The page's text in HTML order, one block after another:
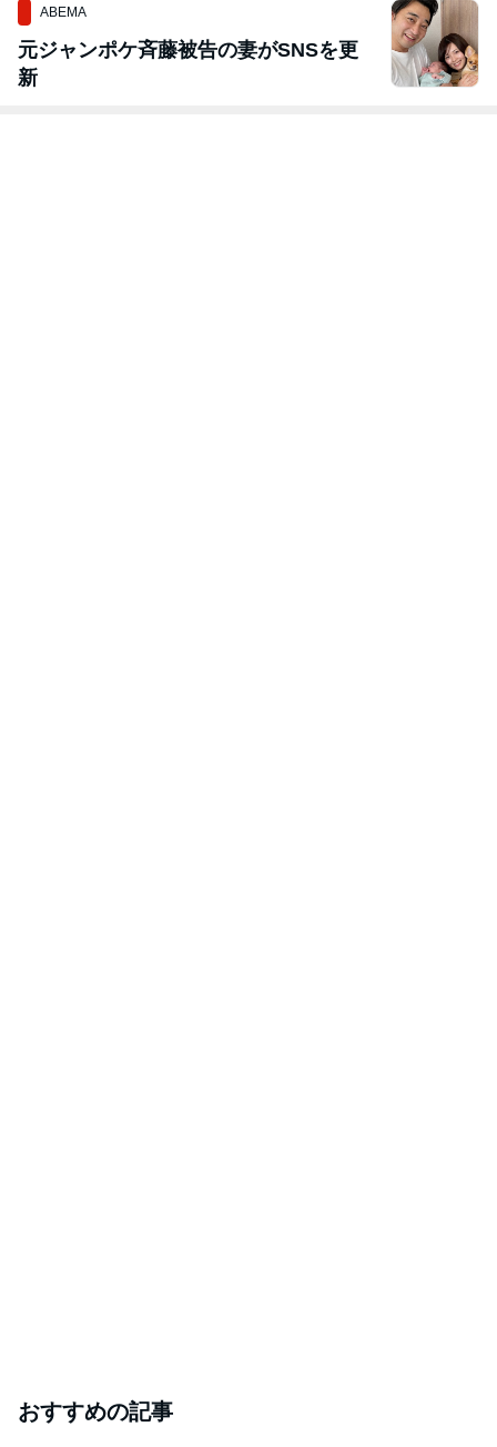
ABEMA
元ジャンポケ斉藤被告の妻がSNSを更
新
おすすめの記事